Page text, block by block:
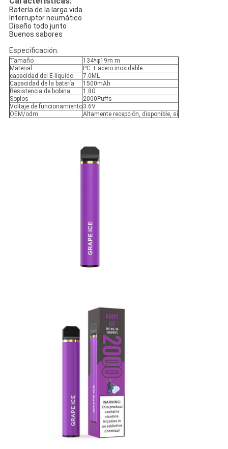
Batería de la larga vida
Interruptor neumático
Diseño todo junto
Buenos sabores
Especificación:
Tamaño
134*φ19m m
Material
PC + acero inoxidable
capacidad del E-líquido
7.0ML
Capacidad de la batería
1500mAh
Resistencia de bobina
1.8Ω
Soplos
2000Puffs
Voltaje de funcionamiento3.6V
OEM/odm
Altamente recepción, disponible, sí